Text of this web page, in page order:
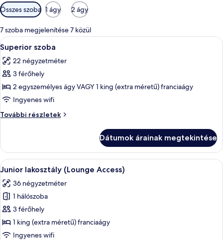
Szobákhoz
rendelkezésre
álló
szűrők
Összes szoba 1 ágy 2 ágy
7 szoba megjelenítése 7 közül
A
következő
szoba
összes
képének
megtekintése:
Superior
szoba
Egy szállodai szoba, amelyben egy
6
Superior szoba
22 négyzetméter
3 férőhely
2 egyszemélyes ágy VAGY 1 king (extra méretű) franciaágy
Ingyenes wifi
További részletek
Superior
Dátumok árainak megtekintése
A
következő
szoba
összes
képének
megtekintése:
Junior
Egy modern szállodaszoba,
6
Junior lakosztály (Lounge Access)
36 négyzetméter
1 hálószoba
3 férőhely
1 king (extra méretű) franciaágy
Ingyenes wifi